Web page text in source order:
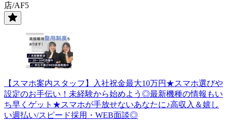
店/AF5
【スマホ案内スタッフ】入社祝金最大10万円★スマホ選びや
設定のお手伝い！未経験から始めよう◎最新機種の情報もい
ち早くゲット★スマホが手放せないあなたに♪高収入＆嬉し
い週払い/スピード採用・WEB面談◎